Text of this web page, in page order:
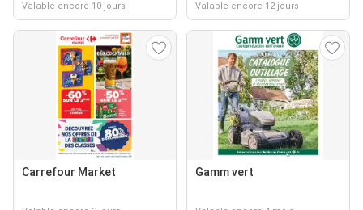
Valable encore 10 jours Valable encore 12 jours
Carrefour Market Gamm vert